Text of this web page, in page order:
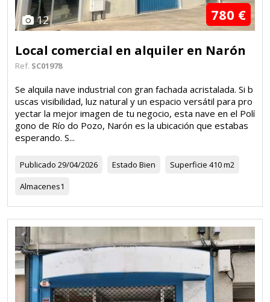
12 780 €
Local comercial en alquiler en Narón
Ref. SC01978
Se alquila nave industrial con gran fachada acristalada. Si b
uscas visibilidad, luz natural y un espacio versátil para pro
yectar la mejor imagen de tu negocio, esta nave en el Polí
gono de Río do Pozo, Narón es la ubicación que estabas
esperando. S...
Publicado 29/04/2026 Estado Bien Superficie 410 m2
Almacenes1